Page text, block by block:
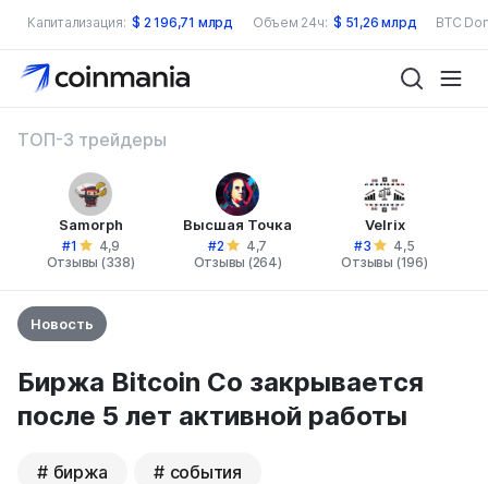
Капитализация: $ 2 196,71 млрд Объем 24ч: $ 51,26 млрд BTC
ТОП-3 трейдеры
Samorph
#1
4,9
Отзывы (338)
Высшая Точка
#2
4,7
Отзывы (264)
Velrix
#3
4,5
Отзывы (196)
Новость
Биржа Bitcoin Co закрывается
после 5 лет активной работы
биржа события